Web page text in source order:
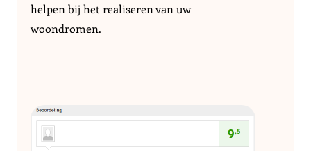
helpen bij het realiseren van uw
woondromen.